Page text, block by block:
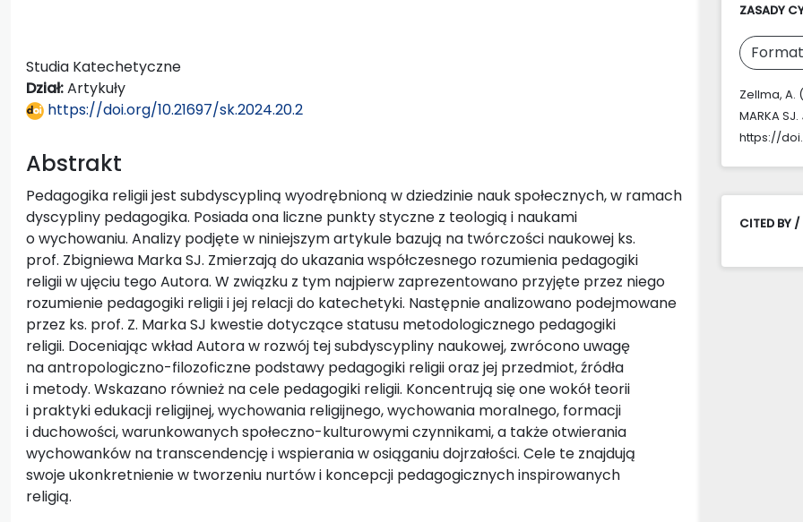
Studia Katechetyczne
Dział:Artykuły
https://doi.org/10.21697/sk.2024.20.2
Abstrakt
Pedagogika religii jest subdyscypliną wyodrębnioną w dziedzinie nauk społecznych, w ramach
dyscypliny pedagogika. Posiada ona liczne punkty styczne z teologią i naukami
o wychowaniu. Analizy podjęte w niniejszym artykule bazują na twórczości naukowej ks.
prof. Zbigniewa Marka SJ. Zmierzają do ukazania współczesnego rozumienia pedagogiki
religii w ujęciu tego Autora. W związku z tym najpierw zaprezentowano przyjęte przez niego
rozumienie pedagogiki religii i jej relacji do katechetyki. Następnie analizowano podejmowane
przez ks. prof. Z. Marka SJ kwestie dotyczące statusu metodologicznego pedagogiki
religii. Doceniając wkład Autora w rozwój tej subdyscypliny naukowej, zwrócono uwagę
na antropologiczno-filozoficzne podstawy pedagogiki religii oraz jej przedmiot, źródła
i metody. Wskazano również na cele pedagogiki religii. Koncentrują się one wokół teorii
i praktyki edukacji religijnej, wychowania religijnego, wychowania moralnego, formacji
i duchowości, warunkowanych społeczno-kulturowymi czynnikami, a także otwierania
wychowanków na transcendencję i wspierania w osiąganiu dojrzałości. Cele te znajdują
swoje ukonkretnienie w tworzeniu nurtów i koncepcji pedagogicznych inspirowanych
religią.
ZASADY
Zellma, A.
MARKA SJ.
https://
CITED BY /